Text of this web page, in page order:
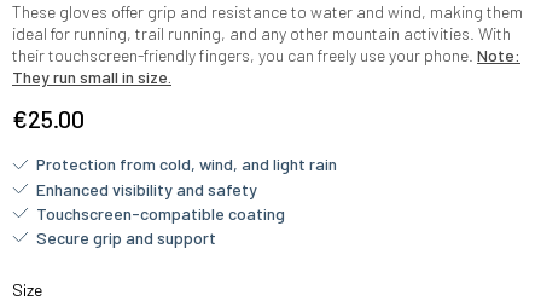
These gloves offer grip and resistance to water and wind, making them
ideal for running, trail running, and any other mountain activities. With
their touchscreen-friendly fingers, you can freely use your phone. Note:
They run small in size.
€25.00
Protection from cold, wind, and light rain
Enhanced visibility and safety
Touchscreen-compatible coating
Secure grip and support
Size